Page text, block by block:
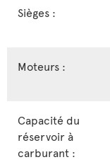
Sièges :
Moteurs :
Capacité du
réservoir à
carburant :